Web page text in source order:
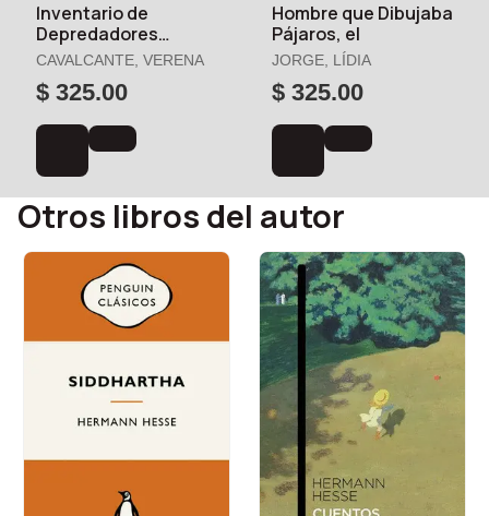
Inventario de
Depredadores
Domésticos
CAVALCANTE, VERENA
$ 325.00
Hombre que Dibujaba
Pájaros, el
JORGE, LÍDIA
$ 325.00
Otros libros del autor